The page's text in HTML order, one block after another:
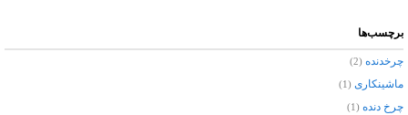
برچسب‌ها
چرخدنده (2)
ماشینکاری (1)
چرخ دنده (1)